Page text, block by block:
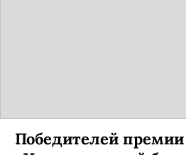
Победителей премии